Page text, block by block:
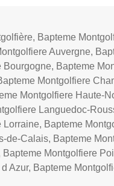
, Bapteme
Auvergne,
Bourgogne, Bapteme
Montgolfiere
Montgolfiere Haute-
Languedoc-
Lorraine, Bapteme
de-Calais, Bapteme
Bapteme Montgolfiere
Azur, Bapteme